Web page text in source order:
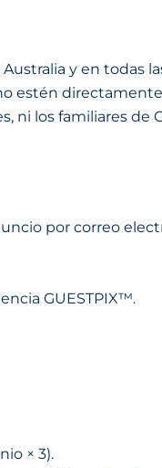
y en todas
estén
los familiares de
por correo
GUESTPIX™.
× 3).